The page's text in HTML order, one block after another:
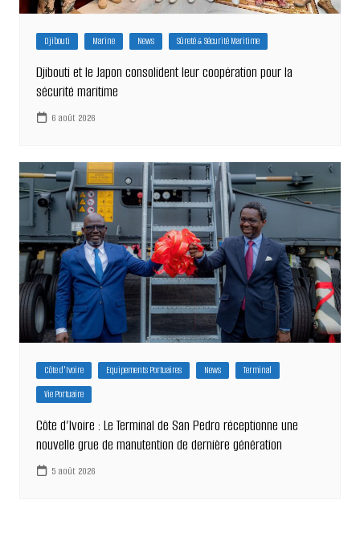
Djibouti Marine News Sûreté & Sécurité Maritime
Djibouti et le Japon consolident leur coopération pour la
sécurité maritime
6 août 2026
Côte d'Ivoire Equipements Portuaires News
Terminal
Vie Portuaire
Côte d’Ivoire : Le Terminal de San Pedro réceptionne une
nouvelle grue de manutention de dernière génération
5 août 2026